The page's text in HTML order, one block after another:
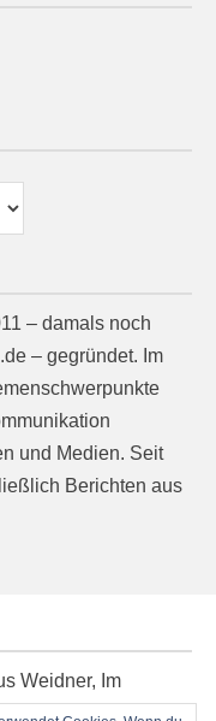
– damals noch
– gegründet. Im
und Medien. Seit
Berichten aus
Weidner, Im
E-Mail: